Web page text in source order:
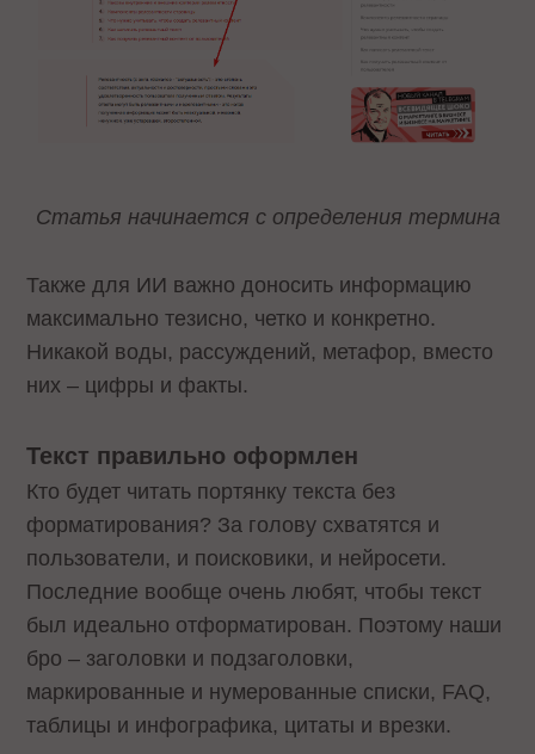
Статья начинается с определения термина
Также для ИИ важно доносить информацию
максимально тезисно, четко и конкретно.
Никакой воды, рассуждений, метафор, вместо
них – цифры и факты.
Текст правильно оформлен
Кто будет читать портянку текста без
форматирования? За голову схватятся и
пользователи, и поисковики, и нейросети.
Последние вообще очень любят, чтобы текст
был идеально отформатирован. Поэтому наши
бро – заголовки и подзаголовки,
маркированные и нумерованные списки, FAQ,
таблицы и инфографика, цитаты и врезки.